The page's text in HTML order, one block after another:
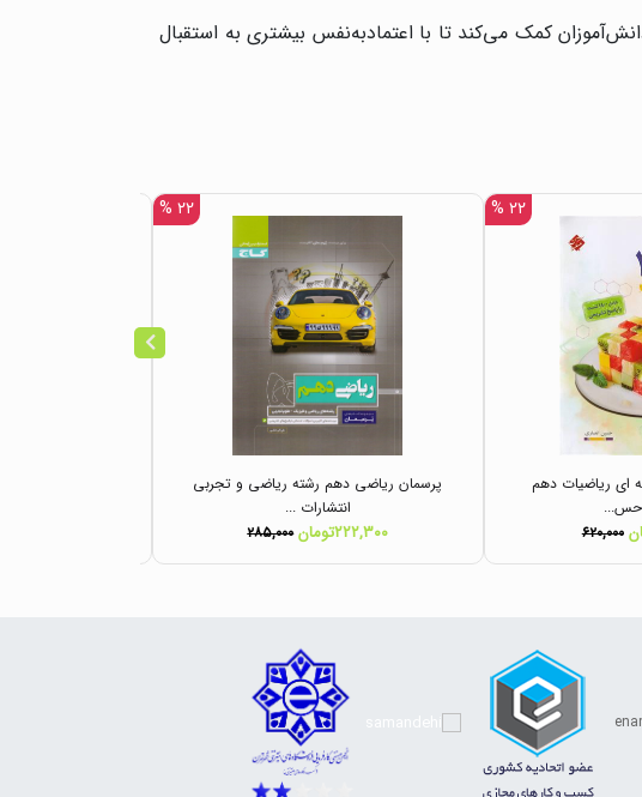
کمک می‌کند تا با اعتمادبه‌نفس بیشتری به استقبال
۲۲ %
ای ریاضیات دهم
حس...
۶۲۰,۰۰۰
۲۲ %
پرسمان ریاضی دهم رشته ریاضی و تجربی
انتشارات ...
۲۲۲,۳۰۰تومان ۲۸۵,۰۰۰